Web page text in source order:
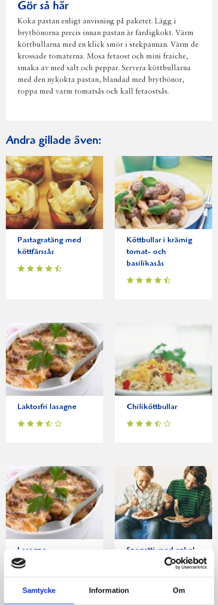
Samtycke Information Om
Gör så här
Koka pastan enligt anvisning på paketet. Lägg i
brytbönorna precis innan pastan är färdigkokt. Värm
köttbullarna med en klick smör i stekpannan. Värm de
krossade tomaterna. Mosa fetaost och mini fraiche,
smaka av med salt och peppar. Servera köttbullarna
med den nykokta pastan, blandad med brytbönor,
toppa med varm tomatsås och kall fetaostsås.
Andra gillade även:
Pastagratäng med
köttfärssås
Köttbullar i krämig
tomat- och
basilikasås
Laktosfri lasagne Chiliköttbullar
Lasagne
Spagetti med enkel